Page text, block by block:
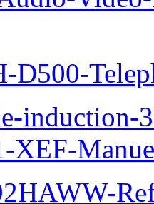
D500-
XEF-